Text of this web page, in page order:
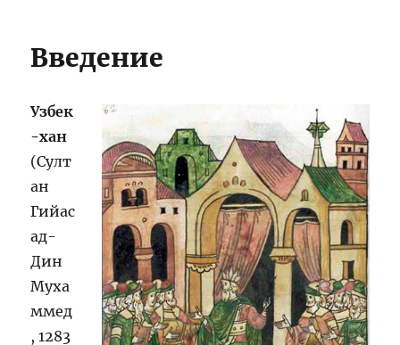
Введение
Узбек
-хан
(Султ
ан
Гийас
ад-
Дин
Муха
ммед
, 1283